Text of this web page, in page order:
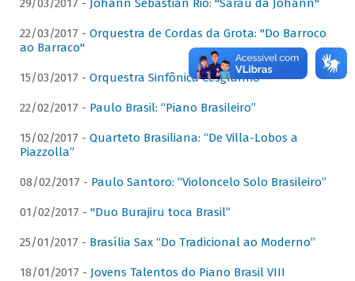
29/03/2017 - Johann Sebastian Rio: "Sarau da Johann"
22/03/2017 - Orquestra de Cordas da Grota: "Do Barroco
ao Barraco"
15/03/2017 - Orquestra Sinfônica Cesgranrio
22/02/2017 - Paulo Brasil: “Piano Brasileiro”
15/02/2017 - Quarteto Brasiliana: “De Villa-Lobos a
Piazzolla”
08/02/2017 - Paulo Santoro: “Violoncelo Solo Brasileiro”
01/02/2017 - "Duo Burajiru toca Brasil”
25/01/2017 - Brasília Sax “Do Tradicional ao Moderno”
18/01/2017 - Jovens Talentos do Piano Brasil VIII